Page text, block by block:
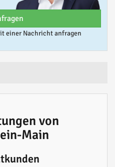
einer Nachricht anfragen
von
Main